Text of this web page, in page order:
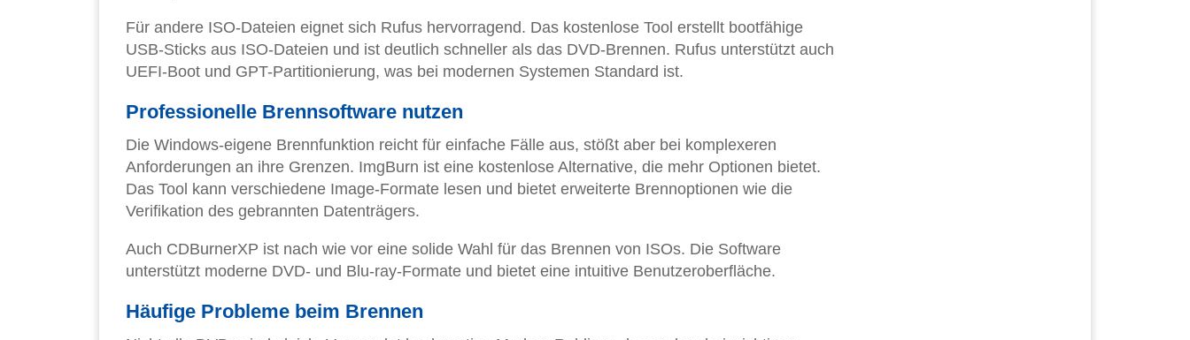
Für andere ISO-Dateien eignet sich Rufus hervorragend. Das kostenlose Tool erstellt bootfähige
USB-Sticks aus ISO-Dateien und ist deutlich schneller als das DVD-Brennen. Rufus unterstützt auch
UEFI-Boot und GPT-Partitionierung, was bei modernen Systemen Standard ist.
Professionelle Brennsoftware nutzen
Die Windows-eigene Brennfunktion reicht für einfache Fälle aus, stößt aber bei komplexeren
Anforderungen an ihre Grenzen. ImgBurn ist eine kostenlose Alternative, die mehr Optionen bietet.
Das Tool kann verschiedene Image-Formate lesen und bietet erweiterte Brennoptionen wie die
Verifikation des gebrannten Datenträgers.
Auch CDBurnerXP ist nach wie vor eine solide Wahl für das Brennen von ISOs. Die Software
unterstützt moderne DVD- und Blu-ray-Formate und bietet eine intuitive Benutzeroberfläche.
Häufige Probleme beim Brennen